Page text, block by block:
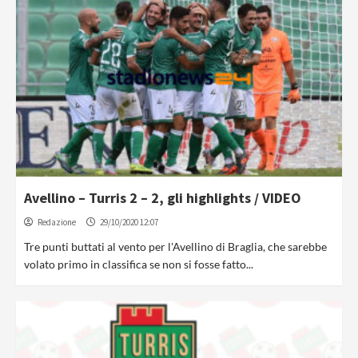
Avellino – Turris 2 – 2, gli highlights / VIDEO
Redazione 29/10/2020 12:07
Tre punti buttati al vento per l'Avellino di Braglia, che sarebbe
volato primo in classifica se non si fosse fatto...